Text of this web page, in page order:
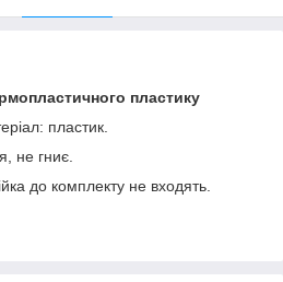
пластику
пластик.
не гниє.
до комплекту не входять.